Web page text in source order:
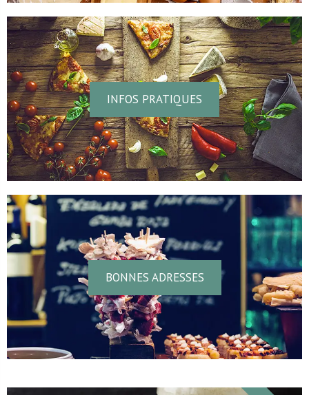
INFOS PRATIQUES
BONNES ADRESSES